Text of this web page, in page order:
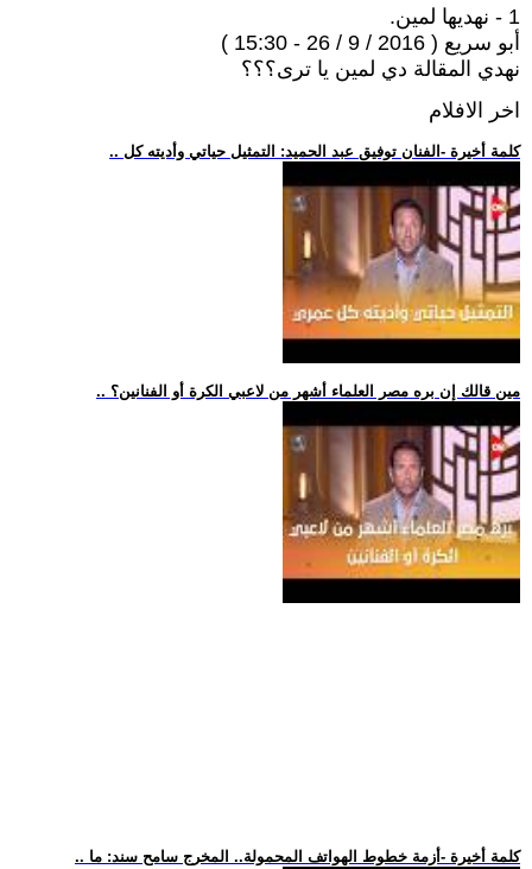
1 - نهديها لمين.
أبو سريع ( 2016 / 9 / 26 - 15:30 )
نهدي المقالة دي لمين يا ترى؟؟؟
اخر الافلام
.. كلمة أخيرة -الفنان توفيق عبد الحميد: التمثيل حياتي وأديته كل
.. مين قالك إن بره مصر العلماء أشهر من لاعبي الكرة أو الفنانين؟
.. كلمة أخيرة -أزمة خطوط الهواتف المحمولة.. المخرج سامح سند: ما